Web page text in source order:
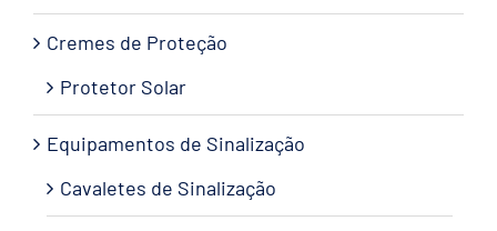
Cremes de Proteção
Protetor Solar
Equipamentos de Sinalização
Cavaletes de Sinalização